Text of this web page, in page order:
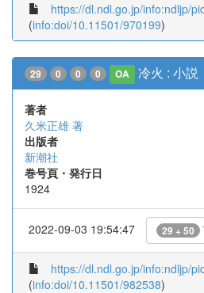
https://dl.ndl.go.jp/info:ndljp/
(info:doi/10.11501/970199)
29 0 0 0 OA 冷火 : 小説
著者
久米正雄 著
出版者
新潮社
巻号頁・発行日
1924
2022-09-03 19:54:47 29 + 50
https://dl.ndl.go.jp/info:ndljp/
(info:doi/10.11501/982538)